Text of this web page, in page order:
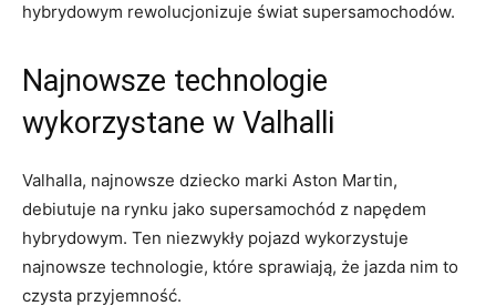
hybrydowym⁣ rewolucjonizuje świat supersamochodów.
Najnowsze technologie
wykorzystane w⁣ Valhalli
Valhalla, ⁢najnowsze dziecko ‌marki Aston Martin,
debiutuje‌ na rynku ⁣jako supersamochód z napędem
hybrydowym. Ten niezwykły ‍pojazd wykorzystuje
najnowsze technologie, które ​sprawiają, że jazda nim to
czysta przyjemność.